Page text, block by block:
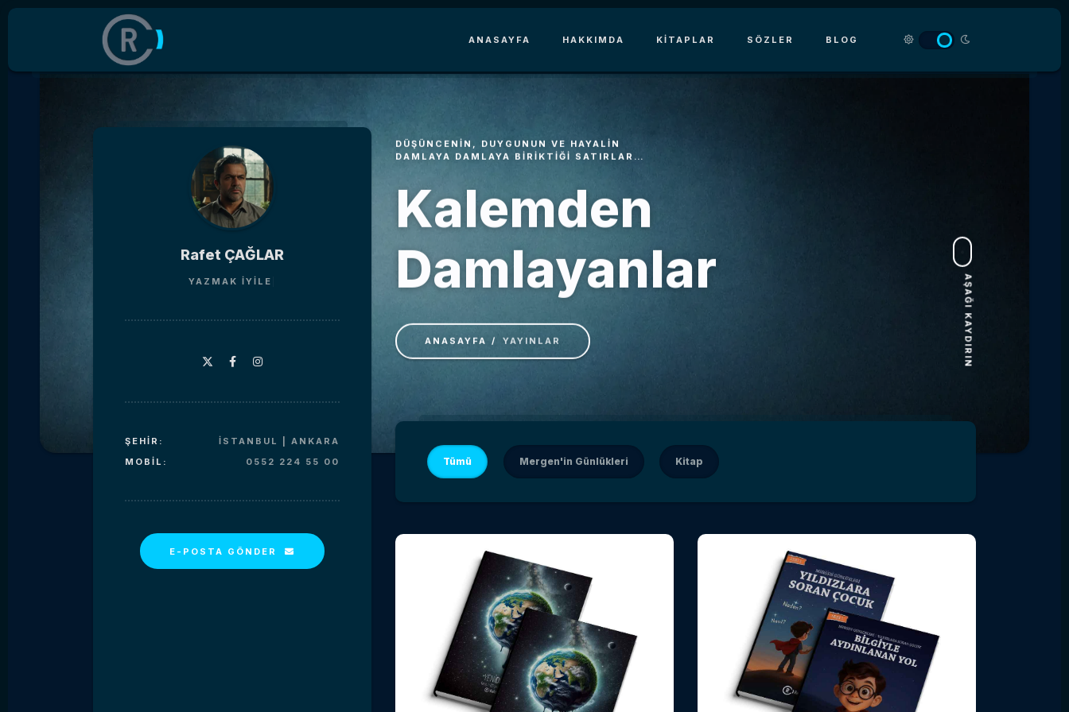
ANASAYFA HAKKIMDA KITAPLAR SÖZLER BLOG
DÜŞÜNCENIN, DUYGUNUN VE HAYALIN
DAMLAYA DAMLAYA BIRIKTIĞI SATIRLAR…
Kalemden
Damlayanlar
ANASAYFA YAYINLAR AŞAĞI KAYDIRIN
Rafet ÇAĞLAR
YAZMAK
ŞEHIR:
İSTANBUL | ANKARA
MOBIL:
0552 224 55 00
E-POSTA GÖNDER
Tümü Mergen'in Günlükleri Kitap